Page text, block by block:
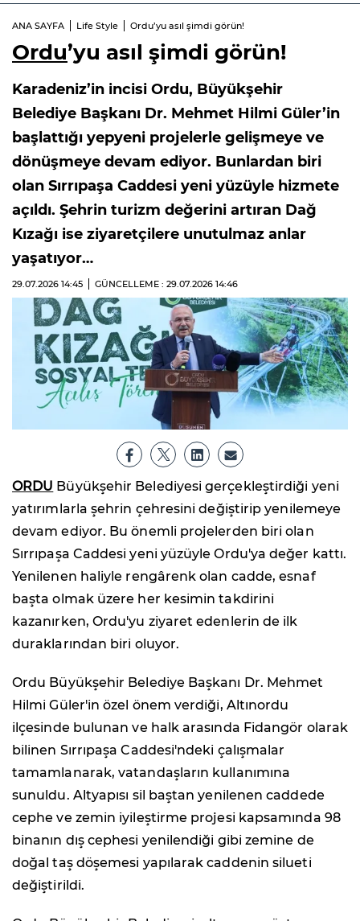
ANA SAYFA Life Style Ordu’yu asıl şimdi görün!
Ordu’yu asıl şimdi görün!
Karadeniz’in incisi Ordu, Büyükşehir
Belediye Başkanı Dr. Mehmet Hilmi Güler’in
başlattığı yepyeni projelerle gelişmeye ve
dönüşmeye devam ediyor. Bunlardan biri
olan Sırrıpaşa Caddesi yeni yüzüyle hizmete
açıldı. Şehrin turizm değerini artıran Dağ
Kızağı ise ziyaretçilere unutulmaz anlar
yaşatıyor…
29.07.2026 14:45 GÜNCELLEME : 29.07.2026 14:46
ORDU Büyükşehir Belediyesi gerçekleştirdiği yeni
yatırımlarla şehrin çehresini değiştirip yenilemeye
devam ediyor. Bu önemli projelerden biri olan
Sırrıpaşa Caddesi yeni yüzüyle Ordu'ya değer kattı.
Yenilenen haliyle rengârenk olan cadde, esnaf
başta olmak üzere her kesimin takdirini
kazanırken, Ordu'yu ziyaret edenlerin de ilk
duraklarından biri oluyor.
Ordu Büyükşehir Belediye Başkanı Dr. Mehmet
Hilmi Güler'in özel önem verdiği, Altınordu
ilçesinde bulunan ve halk arasında Fidangör olarak
bilinen Sırrıpaşa Caddesi'ndeki çalışmalar
tamamlanarak, vatandaşların kullanımına
sunuldu. Altyapısı sil baştan yenilenen caddede
cephe ve zemin iyileştirme projesi kapsamında 98
binanın dış cephesi yenilendiği gibi zemine de
doğal taş döşemesi yapılarak caddenin silueti
değiştirildi.